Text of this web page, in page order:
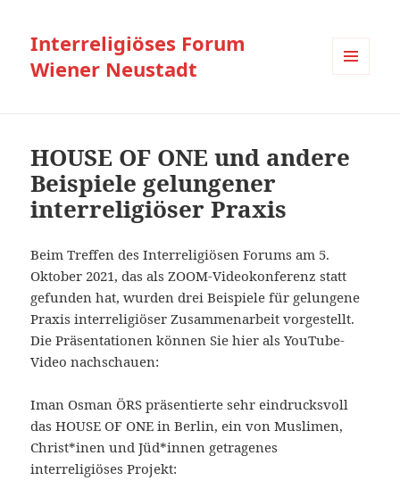
Interreligiöses Forum
Wiener Neustadt
HOUSE OF ONE und andere
Beispiele gelungener
interreligiöser Praxis
Beim Treffen des Interreligiösen Forums am 5.
Oktober 2021, das als ZOOM-Videokonferenz statt
gefunden hat, wurden drei Beispiele für gelungene
Praxis interreligiöser Zusammenarbeit vorgestellt.
Die Präsentationen können Sie hier als YouTube-
Video nachschauen:
Iman Osman ÖRS präsentierte sehr eindrucksvoll
das HOUSE OF ONE in Berlin, ein von Muslimen,
Christ*inen und Jüd*innen getragenes
interreligiöses Projekt: